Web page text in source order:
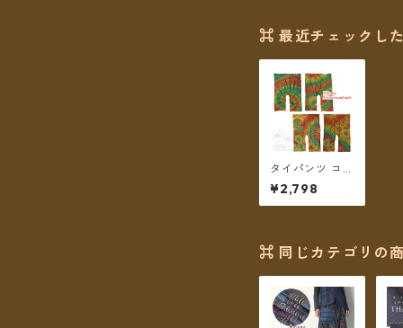
⌘ 最近チェックし
タイパンツ コッ
トンタイダイ ミ
ディアム丈（グ
リーン系）★全
¥2,798
⌘ 同じカテゴリの